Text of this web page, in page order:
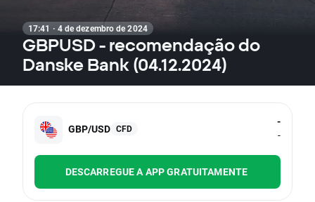
17:41 · 4 de dezembro de 2024
GBPUSD - recomendação do
Danske Bank (04.12.2024)
GBP/USD CFD
-
-
DESCARREGUE A APP GRATUITAMENTE